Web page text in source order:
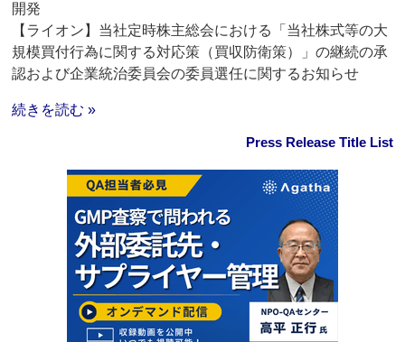
開発
【ライオン】当社定時株主総会における「当社株式等の大
規模買付行為に関する対応策（買収防衛策）」の継続の承
認および企業統治委員会の委員選任に関するお知らせ
続きを読む »
Press Release Title List